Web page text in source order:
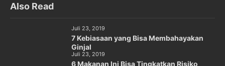
Also Read
Juli 23, 2019
7 Kebiasaan yang Bisa Membahayakan
Ginjal
Juli 23, 2019
6 Makanan Ini Bisa Tingkatkan Risiko